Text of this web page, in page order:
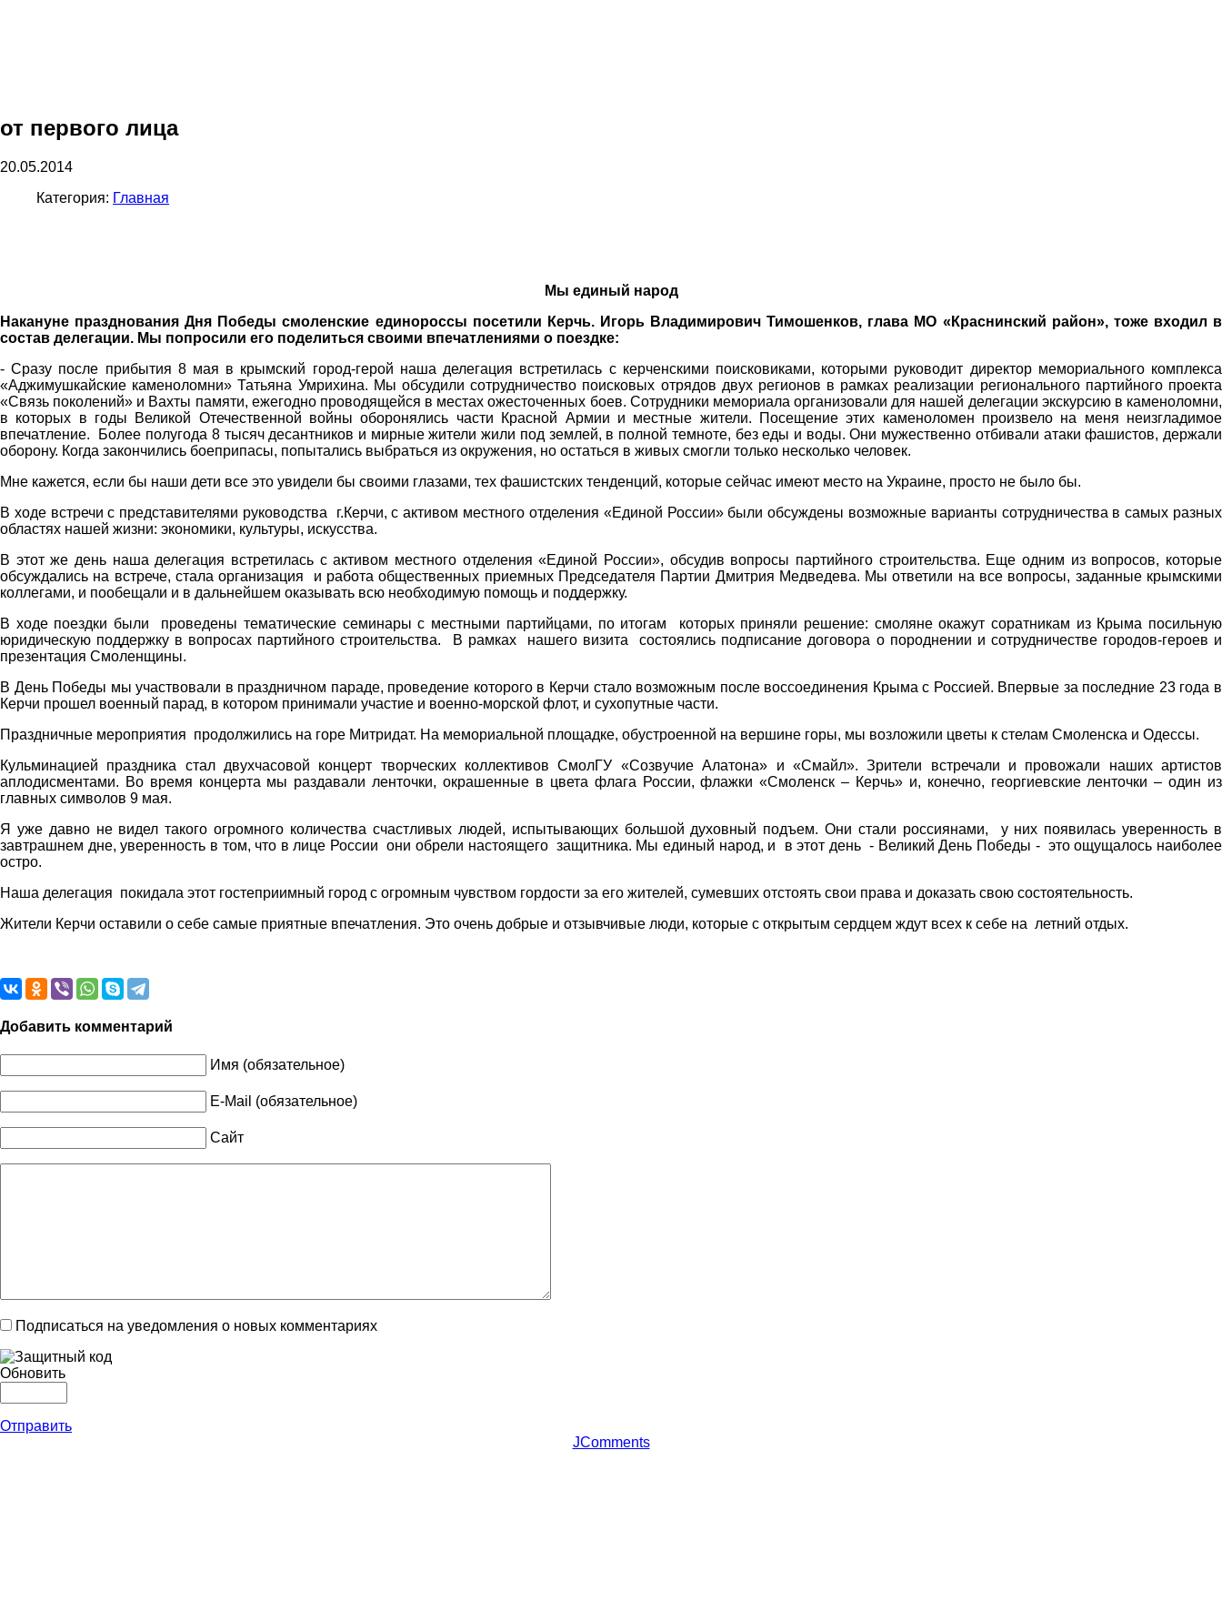
от первого лица
20.05.2014
Категория: Главная
Мы единый народ
Накануне празднования Дня Победы смоленские единороссы посетили Керчь. Игорь Владимирович Тимошенков, глава МО «Краснинский район», тоже входил в
состав делегации. Мы попросили его поделиться своими впечатлениями о поездке:
- Сразу после прибытия 8 мая в крымский город-герой наша делегация встретилась с керченскими поисковиками, которыми руководит директор мемориального комплекса
«Аджимушкайские каменоломни» Татьяна Умрихина. Мы обсудили сотрудничество поисковых отрядов двух регионов в рамках реализации регионального партийного проекта
«Связь поколений» и Вахты памяти, ежегодно проводящейся в местах ожесточенных боев. Сотрудники мемориала организовали для нашей делегации экскурсию в каменоломни,
в которых в годы Великой Отечественной войны оборонялись части Красной Армии и местные жители. Посещение этих каменоломен произвело на меня неизгладимое
впечатление. Более полугода 8 тысяч десантников и мирные жители жили под землей, в полной темноте, без еды и воды. Они мужественно отбивали атаки фашистов, держали
оборону. Когда закончились боеприпасы, попытались выбраться из окружения, но остаться в живых смогли только несколько человек.
Мне кажется, если бы наши дети все это увидели бы своими глазами, тех фашистских тенденций, которые сейчас имеют место на Украине, просто не было бы.
В ходе встречи с представителями руководства г.Керчи, с активом местного отделения «Единой России» были обсуждены возможные варианты сотрудничества в самых разных
областях нашей жизни: экономики, культуры, искусства.
В этот же день наша делегация встретилась с активом местного отделения «Единой России», обсудив вопросы партийного строительства. Еще одним из вопросов, которые
обсуждались на встрече, стала организация и работа общественных приемных Председателя Партии Дмитрия Медведева. Мы ответили на все вопросы, заданные крымскими
коллегами, и пообещали и в дальнейшем оказывать всю необходимую помощь и поддержку.
В ходе поездки были проведены тематические семинары с местными партийцами, по итогам которых приняли решение: смоляне окажут соратникам из Крыма посильную
юридическую поддержку в вопросах партийного строительства. В рамках нашего визита состоялись подписание договора о породнении и сотрудничестве городов-героев и
презентация Смоленщины.
В День Победы мы участвовали в праздничном параде, проведение которого в Керчи стало возможным после воссоединения Крыма с Россией. Впервые за последние 23 года в
Керчи прошел военный парад, в котором принимали участие и военно-морской флот, и сухопутные части.
Праздничные мероприятия продолжились на горе Митридат. На мемориальной площадке, обустроенной на вершине горы, мы возложили цветы к стелам Смоленска и Одессы.
Кульминацией праздника стал двухчасовой концерт творческих коллективов СмолГУ «Созвучие Алатона» и «Смайл». Зрители встречали и провожали наших артистов
аплодисментами. Во время концерта мы раздавали ленточки, окрашенные в цвета флага России, флажки «Смоленск – Керчь» и, конечно, георгиевские ленточки – один из
главных символов 9 мая.
Я уже давно не видел такого огромного количества счастливых людей, испытывающих большой духовный подъем. Они стали россиянами, у них появилась уверенность в
завтрашнем дне, уверенность в том, что в лице России они обрели настоящего защитника. Мы единый народ, и в этот день - Великий День Победы - это ощущалось наиболее
остро.
Наша делегация покидала этот гостеприимный город с огромным чувством гордости за его жителей, сумевших отстоять свои права и доказать свою состоятельность.
Жители Керчи оставили о себе самые приятные впечатления. Это очень добрые и отзывчивые люди, которые с открытым сердцем ждут всех к себе на летний отдых.
Добавить комментарий
Имя (обязательное)
E-Mail (обязательное)
Сайт
Подписаться на уведомления о новых комментариях
Обновить
Отправить
JComments